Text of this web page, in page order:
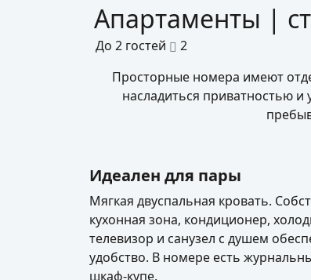
Апартаменты |
До 2 гостей
2
Просторные номера имеют
насладиться приватностью
Идеален для пары
Мягкая двуспальная кровать.
кухонная зона, кондиционер,
телевизор и санузел с душем
удобство. В номере есть
шкаф-купе.